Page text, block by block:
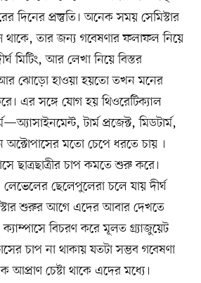
দিনের প্রস্তুতি। অনেক সময় সেমিস্টার
থাকে, তার জন্য গবেষণার ফলাফল নিয়ে
মিটিং, আর লেখা নিয়ে বিস্তর
আর ঝোড়ো হাওয়া হয়তো তখন মনের
এর সঙ্গে যোগ হয় থিওরেটিক্যাল
টার্ম প্রজেক্ট, মিডটার্ম,
অক্টোপাসের মতো চেপে ধরতে চায় ।
ছাত্রছাত্রীর চাপ কমতে শুরু করে।
লেভেলের ছেলেপুলেরা চলে যায় দীর্ঘ
শুরুর আগে এদের আবার দেখতে
ক্যাম্পাসে বিচরণ করে মূলত গ্র্যাজুয়েট
চাপ না থাকায় যতটা সম্ভব গবেষণা
আপ্রাণ চেষ্টা থাকে এদের মধ্যে।